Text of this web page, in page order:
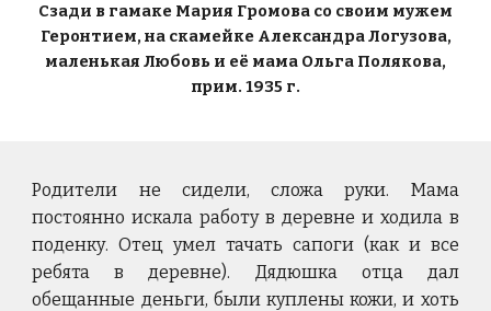
Сзади в гамаке Мария Громова со своим мужем
Геронтием, на скамейке Александра Логузова,
маленькая Любовь и её мама Ольга Полякова,
прим. 1935 г.
Родители не сидели, сложа руки. Мама
постоянно искала работу в деревне и ходила в
поденку. Отец умел тачать сапоги (как и все
ребята в деревне). Дядюшка отца дал
обещанные деньги, были куплены кожи, и хоть